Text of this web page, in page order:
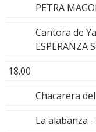
PETRA
Cantora de
ESPERANZA
18.00
Chacarera
La alabanza -